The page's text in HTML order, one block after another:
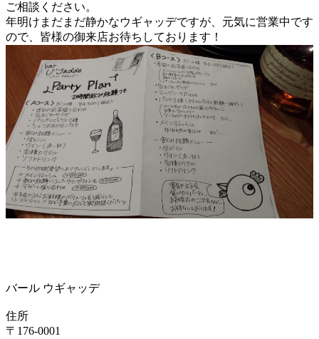
ご相談ください。
年明けまだまだ静かなウギャッデですが、元気に営業中です
ので、皆様の御来店お待ちしております！
バール ウギャッデ
住所
〒176-0001